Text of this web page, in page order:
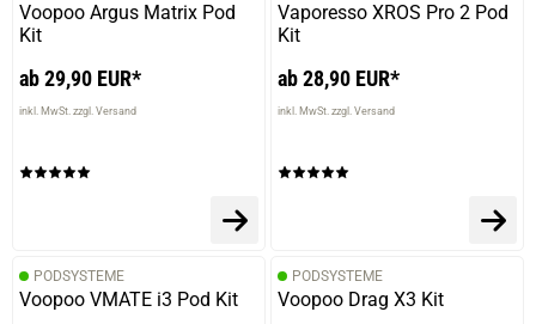
Voopoo Argus Matrix Pod
Kit
ab 29,90 EUR*
inkl. MwSt. zzgl. Versand
Vaporesso XROS Pro 2 Pod
Kit
ab 28,90 EUR*
inkl. MwSt. zzgl. Versand
PODSYSTEME
Voopoo VMATE i3 Pod Kit
PODSYSTEME
Voopoo Drag X3 Kit